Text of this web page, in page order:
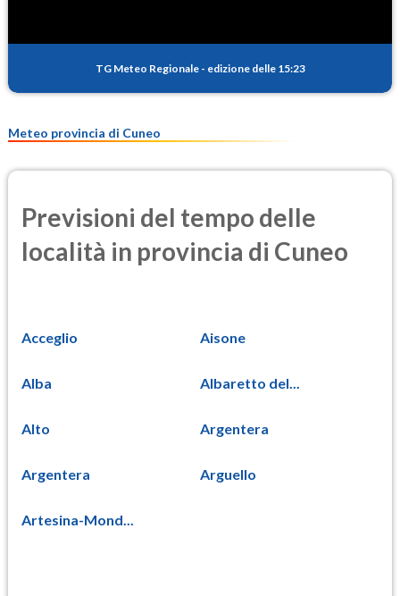
TG Meteo Regionale - edizione delle 15:23
Meteo provincia di Cuneo
Previsioni del tempo delle
località in provincia di Cuneo
Acceglio Aisone
Alba Albaretto del...
Alto Argentera
Argentera Arguello
Artesina-Mond...